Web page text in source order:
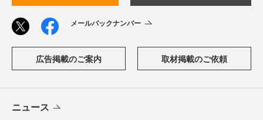
メールバックナンバー
広告掲載のご案内 取材掲載のご依頼
ニュース